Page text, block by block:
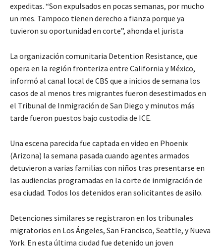
expeditas. “Son expulsados en pocas semanas, por mucho
un mes. Tampoco tienen derecho a fianza porque ya
tuvieron su oportunidad en corte”, ahonda el jurista
La organización comunitaria Detention Resistance, que
opera en la región fronteriza entre California y México,
informó al canal local de CBS que a inicios de semana los
casos de al menos tres migrantes fueron desestimados en
el Tribunal de Inmigración de San Diego y minutos más
tarde fueron puestos bajo custodia de ICE.
Una escena parecida fue captada en video en Phoenix
(Arizona) la semana pasada cuando agentes armados
detuvieron a varias familias con niños tras presentarse en
las audiencias programadas en la corte de inmigración de
esa ciudad. Todos los detenidos eran solicitantes de asilo.
Detenciones similares se registraron en los tribunales
migratorios en Los Ángeles, San Francisco, Seattle, y Nueva
York. En esta última ciudad fue detenido un joven